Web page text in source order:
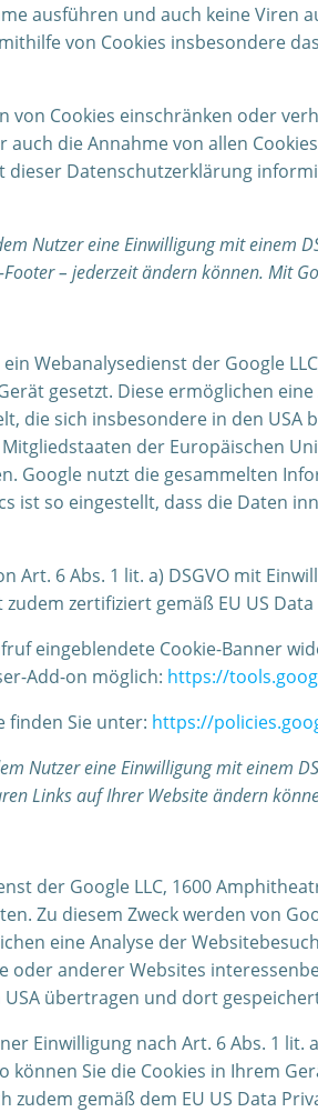
ausführen und auch keine Viren
von Cookies insbesondere
Cookies einschränken oder
die Annahme von allen
Datenschutzerklärung
Nutzer eine Einwilligung mit einem
– jederzeit ändern können. Mit
Webanalysedienst der Google
gesetzt. Diese ermöglichen
die sich insbesondere in den
der Europäischen
Google nutzt die gesammelten
ist so eingestellt, dass die Daten
Art. 6 Abs. 1 lit. a) DSGVO mit
zertifiziert gemäß EU US
eingeblendete Cookie-Banner
Add-on möglich: https://
finden Sie unter: https://
Nutzer eine Einwilligung mit einem
Links auf Ihrer Website ändern
der Google LLC, 1600
Zu diesem Zweck werden von
eine Analyse der
oder anderer Websites
übertragen und dort
Einwilligung nach Art. 6 Abs. 1
können Sie die Cookies in Ihrem
gemäß dem EU US Data